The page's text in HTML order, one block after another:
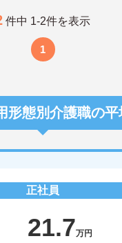
件中 1-2件を表示
1
形態別介護職の平
正社員
21.7万円